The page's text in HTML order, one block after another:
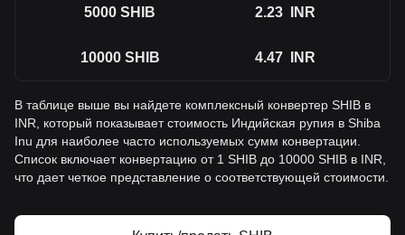
5000 SHIB 2.23 INR
10000 SHIB 4.47 INR
В таблице выше вы найдете комплексный конвертер SHIB в
INR, который показывает стоимость Индийская рупия в Shiba
Inu для наиболее часто используемых сумм конвертации.
Список включает конвертацию от 1 SHIB до 10000 SHIB в INR,
что дает четкое представление о соответствующей стоимости.